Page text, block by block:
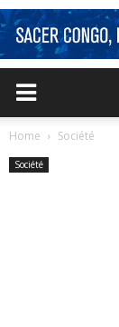
Home Société
Société